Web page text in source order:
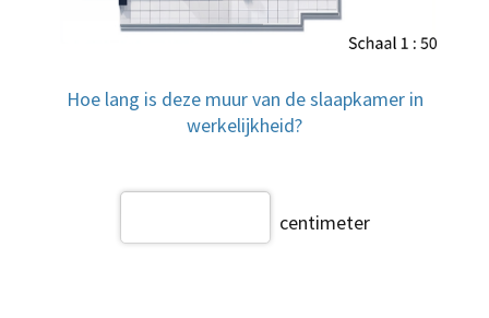
Hoe lang is deze muur van de slaapkamer in
werkelijkheid?
centimeter